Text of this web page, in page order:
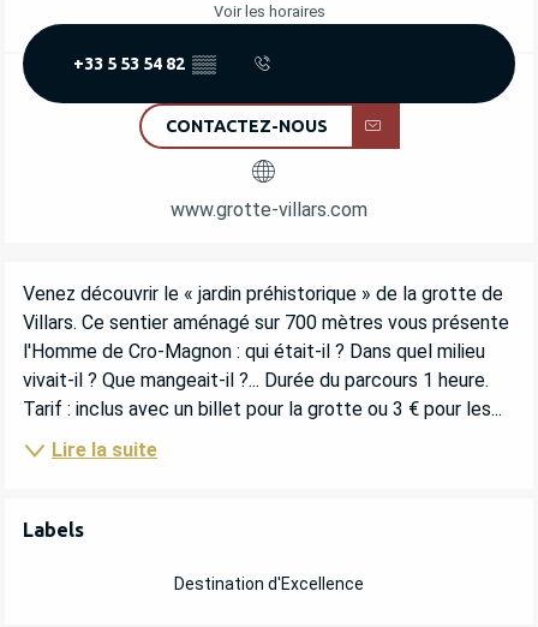
Voir les horaires
+33 5 53 54 82 ▒▒
CONTACTEZ-NOUS
www.grotte-villars.com
DESCRIPTION
Venez découvrir le « jardin préhistorique » de la grotte de
Villars. Ce sentier aménagé sur 700 mètres vous présente
l'Homme de Cro-Magnon : qui était-il ? Dans quel milieu
vivait-il ? Que mangeait-il ?... Durée du parcours 1 heure.
Tarif : inclus avec un billet pour la grotte ou 3 € pour les...
Lire la suite
OFFRES DE PRESTATIONS
Labels
Labels
Destination d'Excellence